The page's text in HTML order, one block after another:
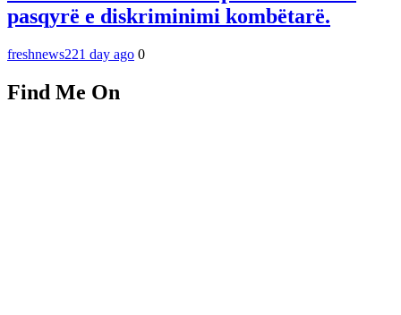
pasqyrë e diskriminimi kombëtarë.
freshnews221 day ago 0
Find Me On